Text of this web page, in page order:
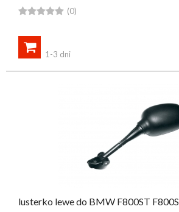
 (0)

1-3 dni
lusterko lewe do BMW F800ST F800S